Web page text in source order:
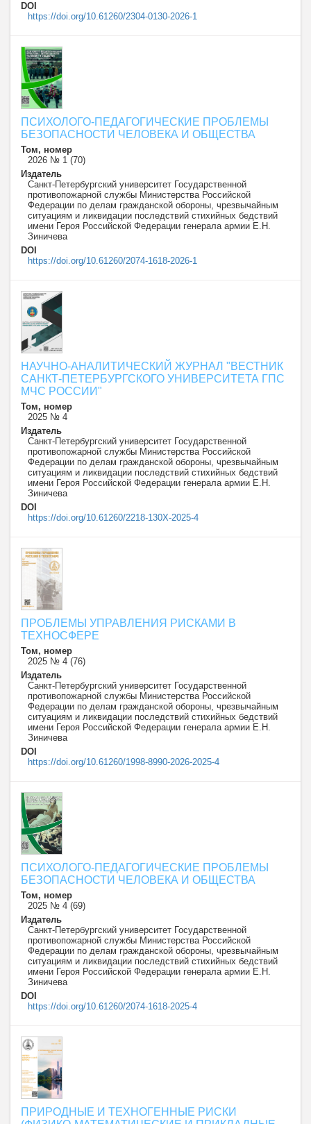
DOI
https://doi.org/10.61260/2304-0130-2026-1
ПСИХОЛОГО-ПЕДАГОГИЧЕСКИЕ ПРОБЛЕМЫ
БЕЗОПАСНОСТИ ЧЕЛОВЕКА И ОБЩЕСТВА
Том, номер
2026 № 1 (70)
Издатель
Санкт-Петербургский университет Государственной
противопожарной службы Министерства Российской
Федерации по делам гражданской обороны, чрезвычайным
ситуациям и ликвидации последствий стихийных бедствий
имени Героя Российской Федерации генерала армии Е.Н.
Зиничева
DOI
https://doi.org/10.61260/2074-1618-2026-1
НАУЧНО-АНАЛИТИЧЕСКИЙ ЖУРНАЛ "ВЕСТНИК
САНКТ-ПЕТЕРБУРГСКОГО УНИВЕРСИТЕТА ГПС
МЧС РОССИИ"
Том, номер
2025 № 4
Издатель
Санкт-Петербургский университет Государственной
противопожарной службы Министерства Российской
Федерации по делам гражданской обороны, чрезвычайным
ситуациям и ликвидации последствий стихийных бедствий
имени Героя Российской Федерации генерала армии Е.Н.
Зиничева
DOI
https://doi.org/10.61260/2218-130X-2025-4
ПРОБЛЕМЫ УПРАВЛЕНИЯ РИСКАМИ В
ТЕХНОСФЕРЕ
Том, номер
2025 № 4 (76)
Издатель
Санкт-Петербургский университет Государственной
противопожарной службы Министерства Российской
Федерации по делам гражданской обороны, чрезвычайным
ситуациям и ликвидации последствий стихийных бедствий
имени Героя Российской Федерации генерала армии Е.Н.
Зиничева
DOI
https://doi.org/10.61260/1998-8990-2026-2025-4
ПСИХОЛОГО-ПЕДАГОГИЧЕСКИЕ ПРОБЛЕМЫ
БЕЗОПАСНОСТИ ЧЕЛОВЕКА И ОБЩЕСТВА
Том, номер
2025 № 4 (69)
Издатель
Санкт-Петербургский университет Государственной
противопожарной службы Министерства Российской
Федерации по делам гражданской обороны, чрезвычайным
ситуациям и ликвидации последствий стихийных бедствий
имени Героя Российской Федерации генерала армии Е.Н.
Зиничева
DOI
https://doi.org/10.61260/2074-1618-2025-4
ПРИРОДНЫЕ И ТЕХНОГЕННЫЕ РИСКИ